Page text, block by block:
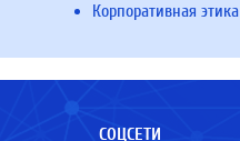
Корпоративная этика
СОЦСЕТИ